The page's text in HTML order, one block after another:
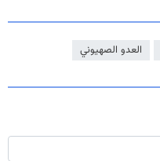
العدو الصهيوني